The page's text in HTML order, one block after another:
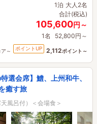
1泊 大人2名
合計(税込)
105,600円～
1名 52,800円～
～ ポイントUP 2,112ポイント～
選会席】鱧、上州和牛、
癒す旅
風呂付）＜会場食＞